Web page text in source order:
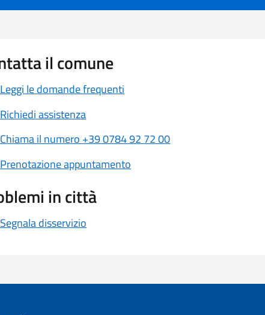
il comune
Leggi le domande frequenti
Richiedi assistenza
Chiama il numero +39 0784 92 72 00
Prenotazione appuntamento
in città
Segnala disservizio